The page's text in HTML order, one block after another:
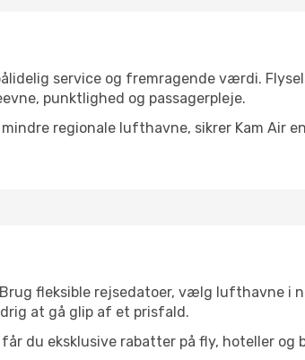
service og fremragende værdi.
punktlighed og passagerpleje.
regionale lufthavne, sikrer Kam Air
fleksible rejsedatoer, vælg lufthavne i
at gå glip af et prisfald.
du eksklusive rabatter på fly, hoteller